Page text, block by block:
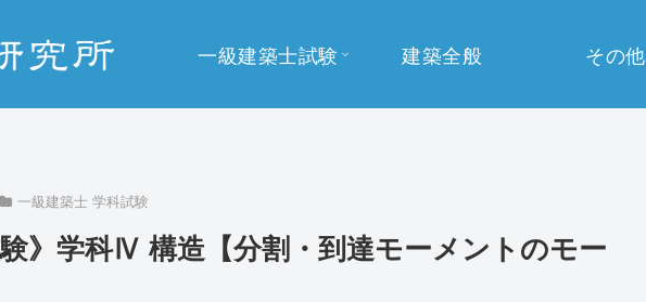
一級建築士試験 建築全般 その他
一級建築士 学科試験
験》学科Ⅳ 構造【分割・到達モーメントのモー